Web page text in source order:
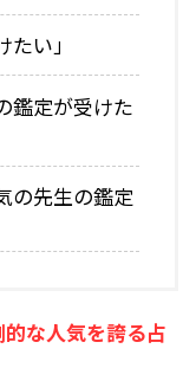
い」
鑑定が受けた
の先生の鑑定
な人気を誇る占